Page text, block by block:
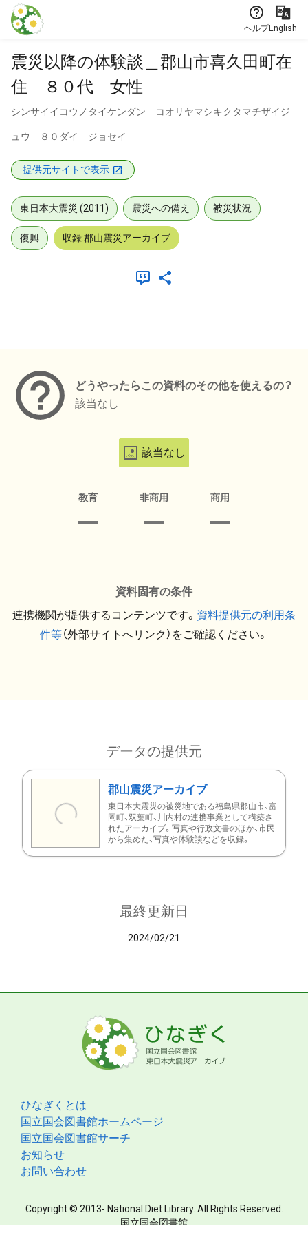
本文に飛ぶ
ヘルプEnglish
震災以降の体験談＿郡山市喜久田町在
住 ８０代 女性
シンサイイコウノタイケンダン＿コオリヤマシキクタマチザイジ
ュウ ８０ダイ ジョセイ
提供元サイトで表示
東日本大震災 (2011) 震災への備え 被災状況
復興 収録:郡山震災アーカイブ
どうやったらこの資料のその他を使えるの？
該当なし
該当なし
教育 非商用 商用
資料固有の条件
連携機関が提供するコンテンツです。 資料提供元の利用条
件等（外部サイトへリンク）をご確認ください。
データの提供元
郡山震災アーカイブ
東日本大震災の被災地である福島県郡山市、富
岡町、双葉町、川内村の連携事業として構築さ
れたアーカイブ。写真や行政文書のほか、市民
から集めた、写真や体験談などを収録。
最終更新日
2024/02/21
ひなぎくとは
国立国会図書館ホームページ
国立国会図書館サーチ
お知らせ
お問い合わせ
Copyright © 2013- National Diet Library. All Rights Reserved.